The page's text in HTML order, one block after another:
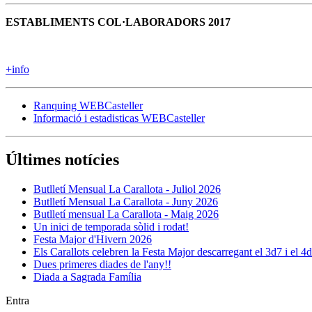
ESTABLIMENTS COL·LABORADORS 2017
+info
Ranquing WEBCasteller
Informació i estadisticas WEBCasteller
Últimes notícies
Butlletí Mensual La Carallota - Juliol 2026
Butlletí Mensual La Carallota - Juny 2026
Butlletí mensual La Carallota - Maig 2026
Un inici de temporada sòlid i rodat!
Festa Major d'Hivern 2026
Els Carallots celebren la Festa Major descarregant el 3d7 i el
Dues primeres diades de l'any!!
Diada a Sagrada Família
Entra